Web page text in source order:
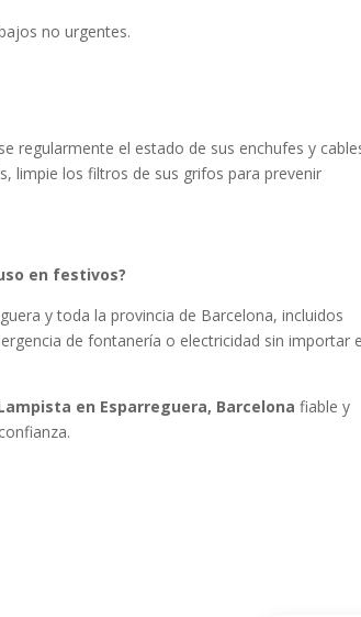
no urgentes.
regularmente el estado de sus enchufes y
limpie los filtros de sus grifos para prevenir
en festivos?
y toda la provincia de Barcelona, incluidos
de fontanería o electricidad sin importar
en Esparreguera, Barcelona fiable y